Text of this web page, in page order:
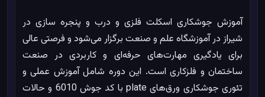
آموزش جوشکاری اسکلت فلزی و درب و پنجره سازی در
شیراز در آموزشگاه علم و صنعت برگزار می‌شود و فرصتی عالی
برای یادگیری مهارت‌های حرفه‌ای و کاربردی در صنعت
ساختمان و فلزکاری است. این دوره شامل آموزش عملی و
تئوری جوشکاری ورق‌های plate با کد جوش 6010 و حالات